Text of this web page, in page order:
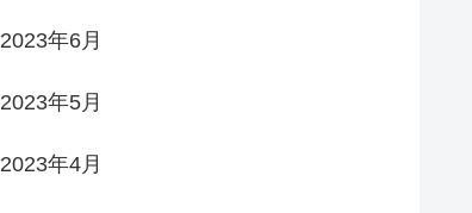
2023年6月
2023年5月
2023年4月